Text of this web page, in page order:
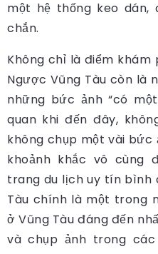
một hệ thống keo
chắn.
Không chỉ là điểm khám
Ngược Vũng Tàu còn là
những bức ảnh “có
quan khi đến đây,
không chụp một vài bức
khoảnh khắc vô cùng
trang du lịch uy tín bình
Tàu chính là một trong
ở Vũng Tàu đáng đến
và chụp ảnh trong